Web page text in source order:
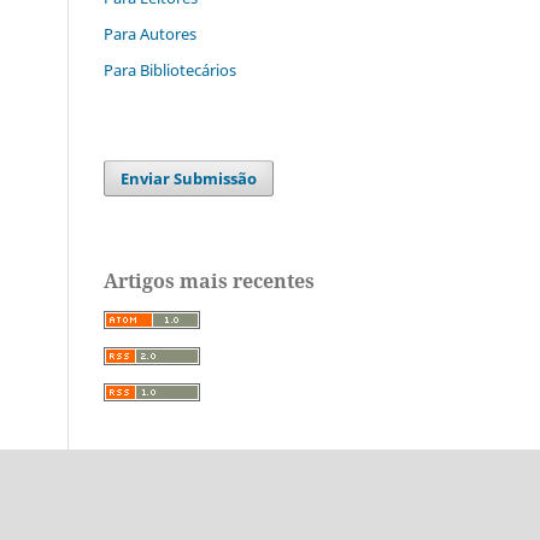
Para Autores
Para Bibliotecários
Enviar Submissão
Artigos mais recentes